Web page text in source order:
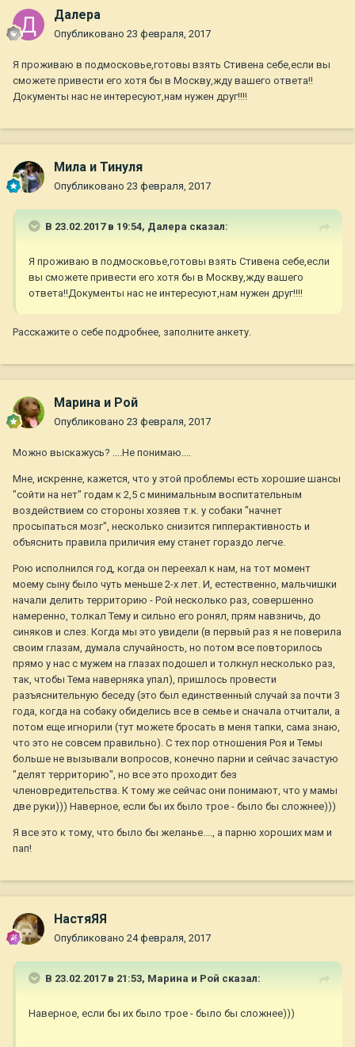
Далера
Опубликовано 23 февраля, 2017
Я проживаю в подмосковье,готовы взять Стивена себе,если вы
сможете привести его хотя бы в Москву,жду вашего ответа!!
Документы нас не интересуют,нам нужен друг!!!!
Мила и Тинуля
Опубликовано 23 февраля, 2017
В 23.02.2017 в 19:54, Далера сказал:
Я проживаю в подмосковье,готовы взять Стивена себе,если
вы сможете привести его хотя бы в Москву,жду вашего
ответа!!Документы нас не интересуют,нам нужен друг!!!!
Расскажите о себе подробнее, заполните анкету.
Марина и Рой
Опубликовано 23 февраля, 2017
Можно выскажусь? ....Не понимаю....
Мне, искренне, кажется, что у этой проблемы есть хорошие шансы
"сойти на нет" годам к 2,5 с минимальным воспитательным
воздействием со стороны хозяев т.к. у собаки "начнет
просыпаться мозг", несколько снизится гипперактивность и
объяснить правила приличия ему станет гораздо легче.
Рою исполнился год, когда он переехал к нам, на тот момент
моему сыну было чуть меньше 2-х лет. И, естественно, мальчишки
начали делить территорию - Рой несколько раз, совершенно
намеренно, толкал Тему и сильно его ронял, прям навзничь, до
синяков и слез. Когда мы это увидели (в первый раз я не поверила
своим глазам, думала случайность, но потом все повторилось
прямо у нас с мужем на глазах подошел и толкнул несколько раз,
так, чтобы Тема наверняка упал), пришлось провести
разъяснительную беседу (это был единственный случай за почти 3
года, когда на собаку обиделись все в семье и сначала отчитали, а
потом еще игнорили (тут можете бросать в меня тапки, сама знаю,
что это не совсем правильно). С тех пор отношения Роя и Темы
больше не вызывали вопросов, конечно парни и сейчас зачастую
"делят территорию", но все это проходит без
членовредительства. К тому же сейчас они понимают, что у мамы
две руки))) Наверное, если бы их было трое - было бы сложнее)))
Я все это к тому, что было бы желанье...., а парню хороших мам и
пап!
НастяЯЯ
Опубликовано 24 февраля, 2017
В 23.02.2017 в 21:53, Марина и Рой сказал:
Наверное, если бы их было трое - было бы сложнее)))